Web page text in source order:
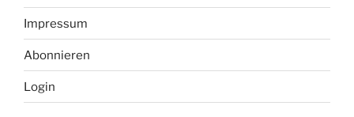
Impressum
Abonnieren
Login